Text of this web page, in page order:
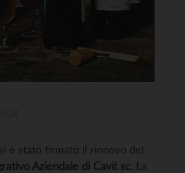
è stato firmato il rinnovo del
Aziendale di Cavit sc. La